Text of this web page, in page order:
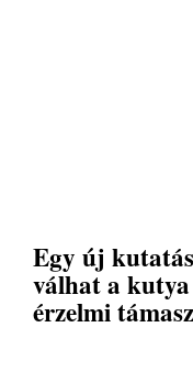
Egy új
válhat a
érzelmi